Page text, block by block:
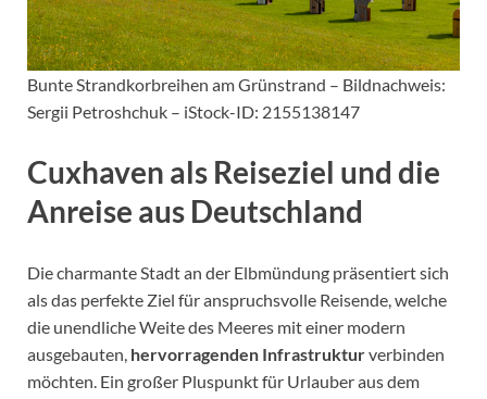
Bunte Strandkorbreihen am Grünstrand – Bildnachweis:
Sergii Petroshchuk – iStock-ID: 2155138147
Cuxhaven als Reiseziel und die
Anreise aus Deutschland
Die charmante Stadt an der Elbmündung präsentiert sich
als das perfekte Ziel für anspruchsvolle Reisende, welche
die unendliche Weite des Meeres mit einer modern
ausgebauten, hervorragenden Infrastrukturverbinden
möchten. Ein großer Pluspunkt für Urlauber aus dem